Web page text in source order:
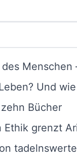
Menschen
Und
Bücher
Ethik grenzt